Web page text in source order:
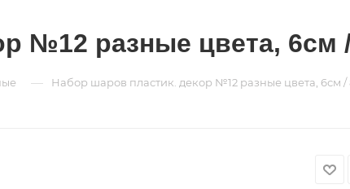
№12 разные цвета, 6см
— Набор шаров пластик. декор №12 разные цвета, 6см /